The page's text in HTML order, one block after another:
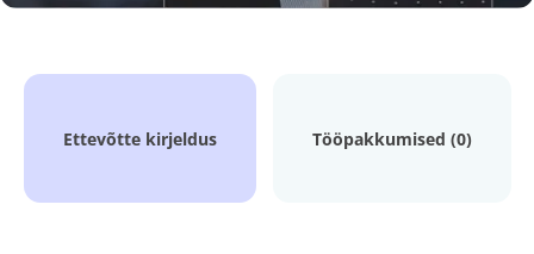
Ettevõtte kirjeldus Tööpakkumised (0)